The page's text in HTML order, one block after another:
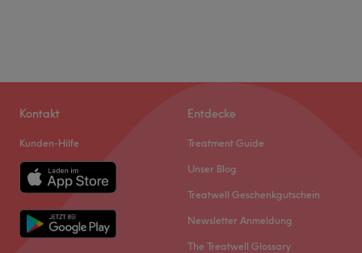
Kontakt
Kunden-Hilfe
Entdecke
Treatment Guide
Unser Blog
Treatwell Geschenkgutschein
Newsletter Anmeldung
The Treatwell Glossary